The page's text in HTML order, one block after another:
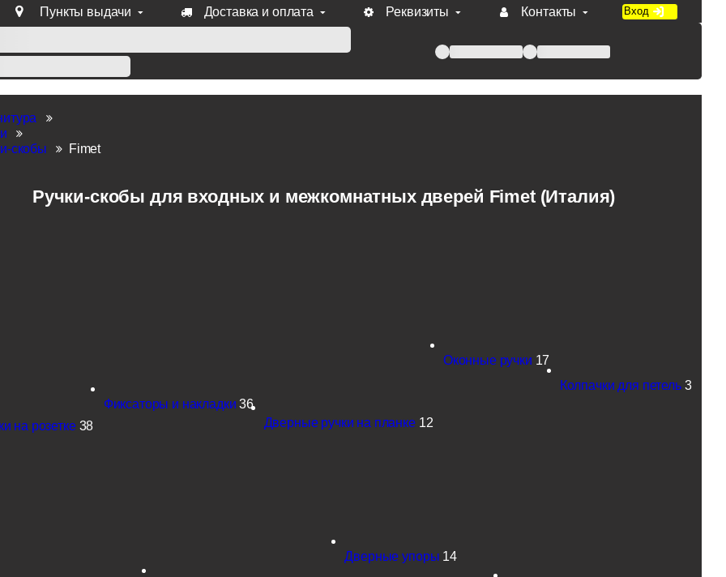
Пункты выдачи Доставка и оплата Реквизиты Контакты Вход
продукции Venezia, Fratelli, Tupai, Extreza, Melodia, Forme при оплате по счету.
скобы
Fimet
Ручки-скобы для входных и межкомнатных дверей Fimet (Италия)
на розетке 38
Фиксаторы и накладки 36
Дверные ручки на планке 12
Оконные ручки 17
Колпачки для петель 3
Дверные упоры 14